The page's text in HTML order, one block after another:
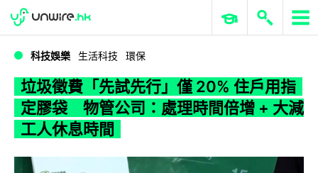
WWDC 2026 ERP 與商業 AI
科技娛樂 生活科技 環保
垃圾徵費「先試先行」僅 20% 住戶用指
定膠袋 物管公司：處理時間倍增 + 大減
工人休息時間